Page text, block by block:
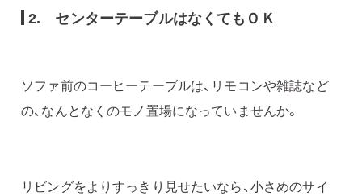
2. センターテーブルはなくてもＯＫ
ソファ前のコーヒーテーブルは、リモコンや雑誌など
の、なんとなくのモノ置場になっていませんか。
リビングをよりすっきり見せたいなら、小さめのサイ